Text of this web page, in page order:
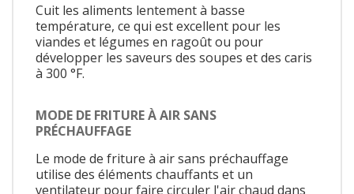
Cuit les aliments lentement à basse
température, ce qui est excellent pour les
viandes et légumes en ragoût ou pour
développer les saveurs des soupes et des caris
à 300 °F.
MODE DE FRITURE À AIR SANS
PRÉCHAUFFAGE
Le mode de friture à air sans préchauffage
utilise des éléments chauffants et un
ventilateur pour faire circuler l'air chaud dans